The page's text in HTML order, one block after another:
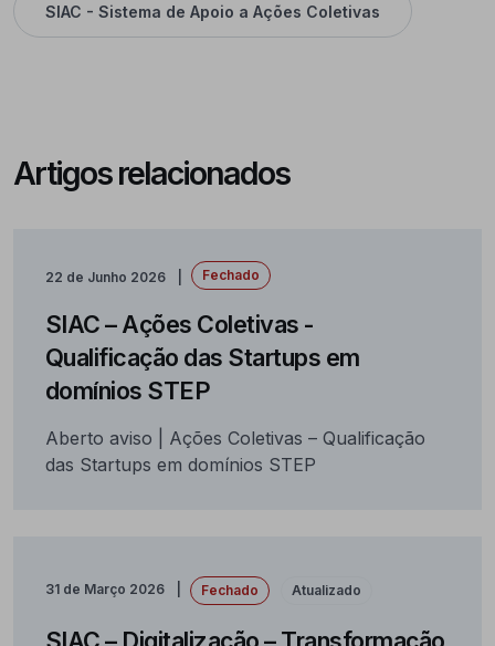
SIAC - Sistema de Apoio a Ações Coletivas
Artigos relacionados
22 de Junho 2026 Fechado
SIAC – Ações Coletivas -
Qualificação das Startups em
domínios STEP
Aberto aviso | Ações Coletivas – Qualificação
das Startups em domínios STEP
31 de Março 2026 Fechado Atualizado